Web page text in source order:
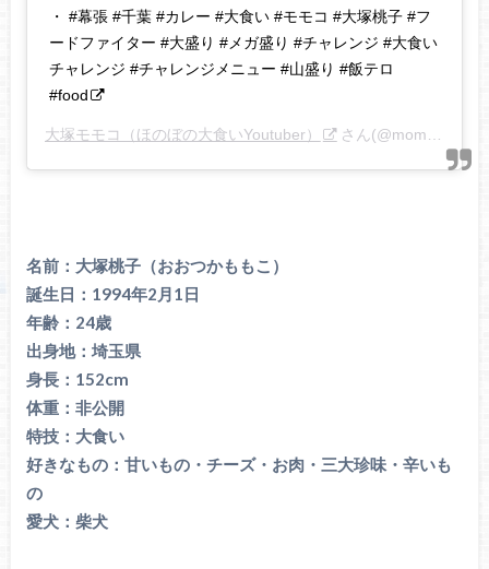
・ #幕張 #千葉 #カレー #大食い #モモコ #大塚桃子 #フ
ードファイター #大盛り #メガ盛り #チャレンジ #大食い
チャレンジ #チャレンジメニュー #山盛り #飯テロ
#food
大塚モモコ（ほのぼの大食いYoutuber） さん(@momoko_otsuka21)がシェアした投稿 –
名前：大塚桃子（おおつかももこ）
誕生日：1994年2月1日
年齢：24歳
出身地：埼玉県
身長：152cm
体重：非公開
特技：大食い
好きなもの：甘いもの・チーズ・お肉・三大珍味・辛いも
の
愛犬：柴犬